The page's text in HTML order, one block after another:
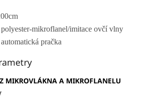
mikroflanel/imitace ovčí vlny
pračka
MIKROVLÁKNA A MIKROFLANELU